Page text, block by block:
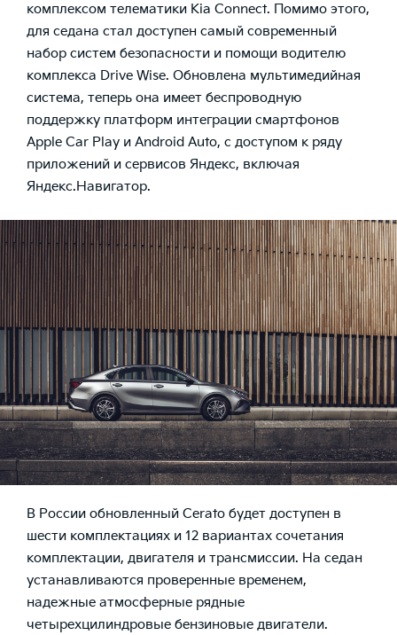
комплексом телематики Kia Connect. Помимо этого,
для седана стал доступен самый современный
набор систем безопасности и помощи водителю
комплекса Drive Wise. Обновлена мультимедийная
система, теперь она имеет беспроводную
поддержку платформ интеграции смартфонов
Apple Car Play и Android Auto, с доступом к ряду
приложений и сервисов Яндекс, включая
Яндекс.Навигатор.
В России обновленный Cerato будет доступен в
шести комплектациях и 12 вариантах сочетания
комплектации, двигателя и трансмиссии. На седан
устанавливаются проверенные временем,
надежные атмосферные рядные
четырехцилиндровые бензиновые двигатели.